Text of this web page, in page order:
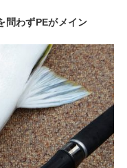
問わずPEがメイン